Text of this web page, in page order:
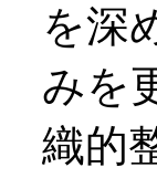
を深
みを
織的